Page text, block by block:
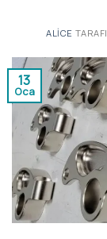
ALICE
13
Oca